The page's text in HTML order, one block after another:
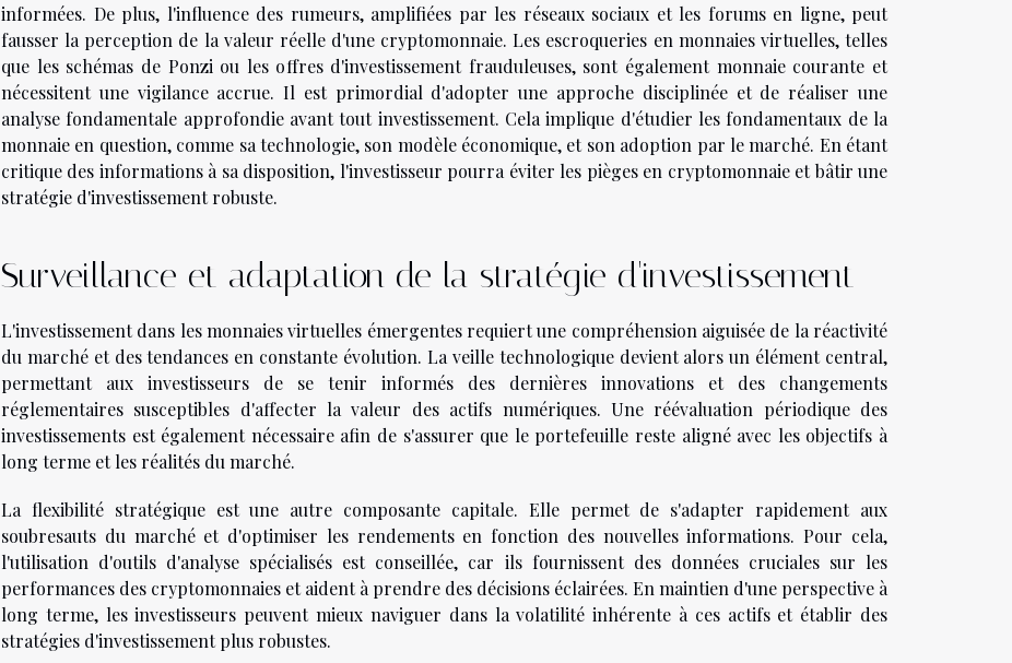
informées. De plus, l'influence des rumeurs, amplifiées par les réseaux sociaux et les forums en ligne, peut
fausser la perception de la valeur réelle d'une cryptomonnaie. Les escroqueries en monnaies virtuelles, telles
que les schémas de Ponzi ou les offres d'investissement frauduleuses, sont également monnaie courante et
nécessitent une vigilance accrue. Il est primordial d'adopter une approche disciplinée et de réaliser une
analyse fondamentale approfondie avant tout investissement. Cela implique d'étudier les fondamentaux de la
monnaie en question, comme sa technologie, son modèle économique, et son adoption par le marché. En étant
critique des informations à sa disposition, l'investisseur pourra éviter les pièges en cryptomonnaie et bâtir une
stratégie d'investissement robuste.
Surveillance et adaptation de la stratégie d'investissement
L'investissement dans les monnaies virtuelles émergentes requiert une compréhension aiguisée de la réactivité
du marché et des tendances en constante évolution. La veille technologique devient alors un élément central,
permettant aux investisseurs de se tenir informés des dernières innovations et des changements
réglementaires susceptibles d'affecter la valeur des actifs numériques. Une réévaluation périodique des
investissements est également nécessaire afin de s'assurer que le portefeuille reste aligné avec les objectifs à
long terme et les réalités du marché.
La flexibilité stratégique est une autre composante capitale. Elle permet de s'adapter rapidement aux
soubresauts du marché et d'optimiser les rendements en fonction des nouvelles informations. Pour cela,
l'utilisation d'outils d'analyse spécialisés est conseillée, car ils fournissent des données cruciales sur les
performances des cryptomonnaies et aident à prendre des décisions éclairées. En maintien d'une perspective à
long terme, les investisseurs peuvent mieux naviguer dans la volatilité inhérente à ces actifs et établir des
stratégies d'investissement plus robustes.